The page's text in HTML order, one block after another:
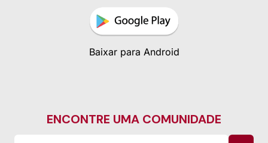
Baixar para Android
ENCONTRE UMA COMUNIDADE